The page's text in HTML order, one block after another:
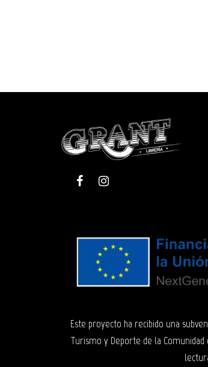
Este proyecto ha recibido una
Turismo y Deporte de la